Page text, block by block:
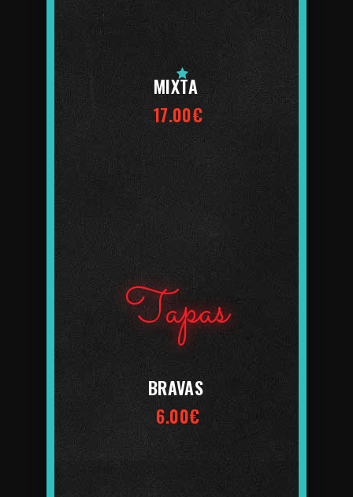
MIXTA
17.00€
Tapas
BRAVAS
6.00€